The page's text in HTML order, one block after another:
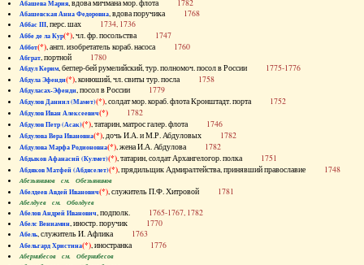
Абашева Мария, вдова мичмана мор. флота 1782
Абашевская Анна Федоровна, вдова поручика 1768
Аббас III, перс. шах 1734, 1736
Аббе де ла Кур(*), чл. фр. посольства 1747
Аббот(*), англ. изобретатель кораб. насоса 1760
Абграт, портной 1780
Абдул Керим, беглер-бей румелийский, тур. полномоч. посол в России 1775-1776
Абдула Эфенди(*), конюший, чл. свиты тур. посла 1758
Абдуласах-Эфенди, посол в России 1779
Абдулов Даниил (Мамет)(*), солдат мор. кораб. флота Кронштадт. порта 1752
Абдулов Иван Алексеевич(*) 1782
Абдулов Петр (Асак)(*), татарин, матрос галер. флота 1746
Абдулова Вера Ивановна(*), дочь И.А. и М.Р. Абдуловых 1782
Абдулова Марфа Родионовна(*), жена И.А. Абдулова 1782
Абдыков Афанасий (Кулмет)(*), татарин, солдат Архангелогор. полка 1751
Абдяков Матфей (Абдяселет)(*), прядильщик Адмиралтейства, принявший православие 1748
Абезьянинов см. Обезьянинов
Абелдеев Авдей Иванович(*), служитель П.Ф. Хитровой 1781
Абелдуев см. Оболдуев
Абелов Андрей Иванович, подполк. 1765-1767, 1782
Абелс Вениамин, иностр. поручик 1770
Абель, служитель И. Афлика 1763
Абельгард Христина(*), иностранка 1776
Абернибесов см. Обернибесов